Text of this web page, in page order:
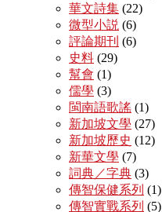
華文詩集 (22)
微型小説 (6)
評論期刊 (6)
史料 (29)
幫會 (1)
儒學 (3)
閩南語歌謠 (1)
新加坡文學 (27)
新加坡歷史 (12)
新華文學 (7)
詞典／字典 (3)
傳智保健系列 (1)
傳智實戰系列 (5)